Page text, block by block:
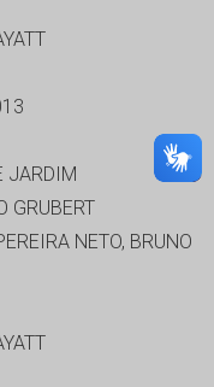
JARDIM
GRUBERT
NETO, BRUNO